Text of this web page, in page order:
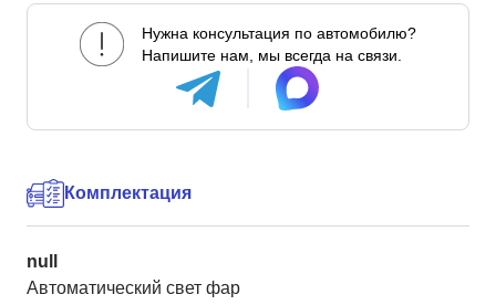
Нужна консультация по автомобилю?
Напишите нам, мы всегда на связи.
Комплектация
null
Автоматический свет фар